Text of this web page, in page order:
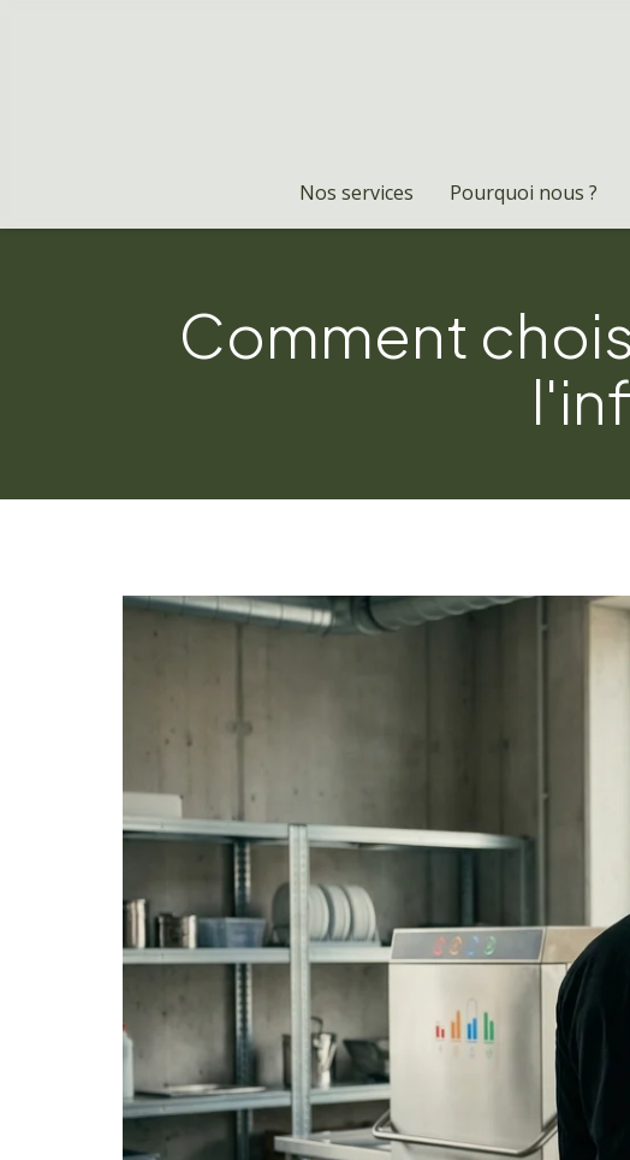
Nos services Pourquoi nous ?
Comment